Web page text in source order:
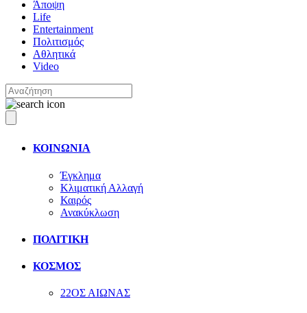
Άποψη
Life
Entertainment
Πολιτισμός
Αθλητικά
Video
ΚΟΙΝΩΝΙΑ
Έγκλημα
Κλιματική Αλλαγή
Καιρός
Ανακύκλωση
ΠΟΛΙΤΙΚΗ
ΚΟΣΜΟΣ
22ΟΣ ΑΙΩΝΑΣ